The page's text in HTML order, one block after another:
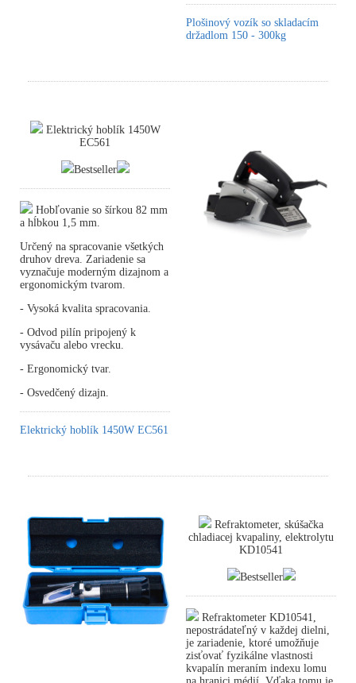
Plošinový vozík so skladacím
držadlom 150 - 300kg
Elektrický hoblík 1450W
EC561
Bestseller
Hobľovanie so šírkou 82 mm
a hĺbkou 1,5 mm.
Určený na spracovanie všetkých
druhov dreva. Zariadenie sa
vyznačuje moderným dizajnom a
ergonomickým tvarom.
- Vysoká kvalita spracovania.
- Odvod pilín pripojený k
vysávaču alebo vrecku.
- Ergonomický tvar.
- Osvedčený dizajn.
Elektrický hoblík 1450W EC561
Refraktometer, skúšačka
chladiacej kvapaliny, elektrolytu
KD10541
Bestseller
Refraktometer KD10541,
nepostrádateľný v každej dielni,
je zariadenie, ktoré umožňuje
zisťovať fyzikálne vlastnosti
kvapalín meraním indexu lomu